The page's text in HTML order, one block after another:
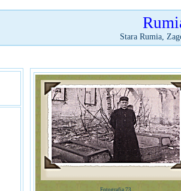
Stara Rumia,
Fotografia 73